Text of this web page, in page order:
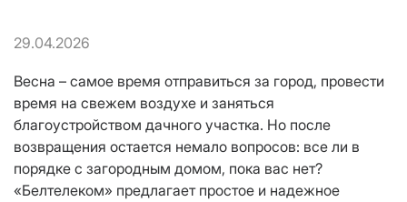
29.04.2026
Весна – самое время отправиться за город, провести
время на свежем воздухе и заняться
благоустройством дачного участка. Но после
возвращения остается немало вопросов: все ли в
порядке с загородным домом, пока вас нет?
«Белтелеком» предлагает простое и надежное